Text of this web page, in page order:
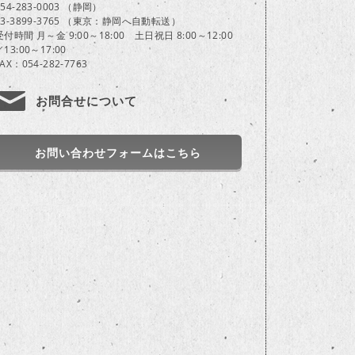
283-0003 （静岡）
3899-3765 （東京：静岡へ自動転送）
付時間 月～金 9:00～18:00 土日祝日 8:00～12:00
13:00～17:00
：054-282-7763
お問合せについて
お問い合わせフォームはこちら